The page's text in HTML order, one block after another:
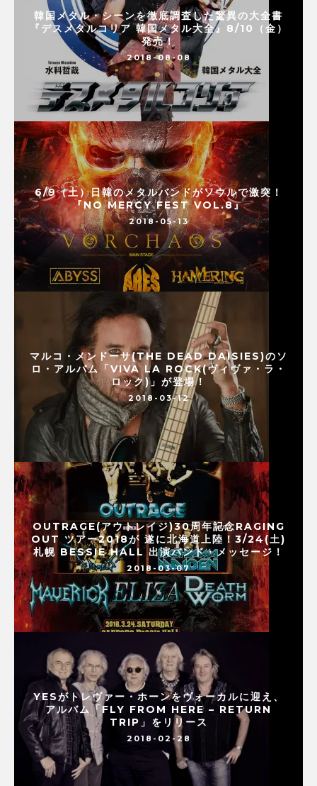
韓国メタル・シーンを徹底調査した驚異の大全書
『デスメタルコリア 韓国メタル大全』8/10（金）
発売！
2018-08-08
6/9（土）日韓のメタルバンドがソウルで激突！
『NO MERCY FEST VOL.8』
2018-05-13
マルコ・メンドーサ(THE DEAD DAISIES)のソ
ロ・アルバム「VIVA LA ROCK(ヴィヴァ・ラ・
ロック)」が登場！
2018-03-12
OUTRAGE(アウトレイジ)30周年記念RAGING
OUT ツアー2018が 遂に北海道上陸！3/24(土)
札幌 BESSIE HALL 出演バンド・メッセージ！
2018-03-07
YESがトレヴァー・ホーンをヴォーカルに迎え、
アルバム「FLY FROM HERE – RETURN
TRIP」をリリース
2018-02-28